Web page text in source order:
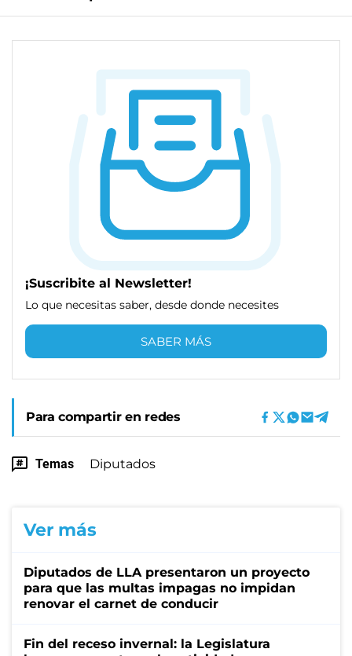
¡Suscribite al Newsletter!
Lo que necesitas saber, desde donde necesites
SABER MÁS
Para compartir en redes
Temas Diputados
Ver más
Diputados de LLA presentaron un proyecto
para que las multas impagas no impidan
renovar el carnet de conducir
Fin del receso invernal: la Legislatura